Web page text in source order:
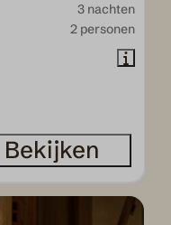
3 nachten
2 personen
Bekijken